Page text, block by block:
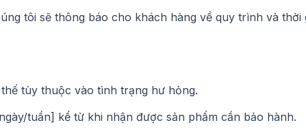
tôi sẽ thông báo cho khách hàng về quy trình và thời
tùy thuộc vào tình trạng hư hỏng.
tuần] kể từ khi nhận được sản phẩm cần bảo hành.